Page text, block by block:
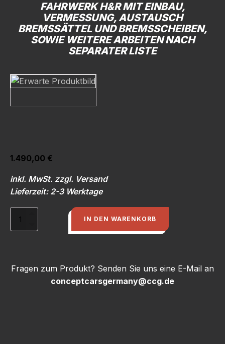
FAHRWERK H&R MIT EINBAU,
VERMESSUNG, AUSTAUSCH
BREMSSÄTTEL UND BREMSSCHEIBEN,
SOWIE WEITERE ARBEITEN NACH
SEPARATER LISTE
1.490,00 €
inkl. MwSt. zzgl. Versand
Lieferzeit: 2-3 Werktage
Fahrwerk
Austausch
Bremssättel
IN DEN WARENKORB
Fragen zum Produkt? Senden Sie uns eine E-Mail an
conceptcarsgermany@ccg.de